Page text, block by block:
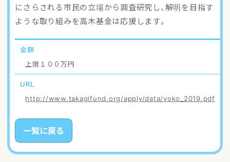
にさらされる市民の立場から調査研究し、解明を目指す
ような取り組みを高木基金は応援します。
金額
上限１００万円
URL
http://www.takagifund.org/apply/data/yoko_2019.pdf
一覧に戻る